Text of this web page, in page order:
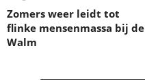
Zomers weer leidt tot
flinke mensenmassa bij de
Walm